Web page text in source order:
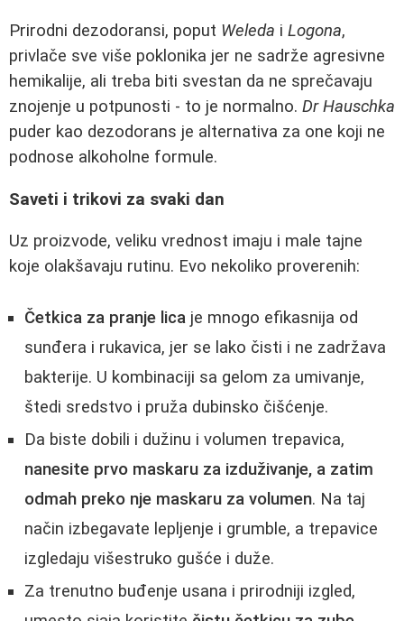
Prirodni dezodoransi, poput Weleda i Logona,
privlače sve više poklonika jer ne sadrže agresivne
hemikalije, ali treba biti svestan da ne sprečavaju
znojenje u potpunosti - to je normalno. Dr Hauschka
puder kao dezodorans je alternativa za one koji ne
podnose alkoholne formule.
Saveti i trikovi za svaki dan
Uz proizvode, veliku vrednost imaju i male tajne
koje olakšavaju rutinu. Evo nekoliko proverenih:
Četkica za pranje lica je mnogo efikasnija od
sunđera i rukavica, jer se lako čisti i ne zadržava
bakterije. U kombinaciji sa gelom za umivanje,
štedi sredstvo i pruža dubinsko čišćenje.
Da biste dobili i dužinu i volumen trepavica,
nanesite prvo maskaru za izduživanje, a zatim
odmah preko nje maskaru za volumen. Na taj
način izbegavate lepljenje i grumble, a trepavice
izgledaju višestruko gušće i duže.
Za trenutno buđenje usana i prirodniji izgled,